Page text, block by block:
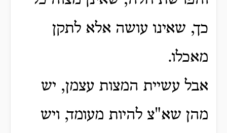
כך, שאינו עושה אלא לתקן
מאכלו.
אבל עשיית המצות עצמן, יש
מהן שא"צ להיות מעומד, ויש